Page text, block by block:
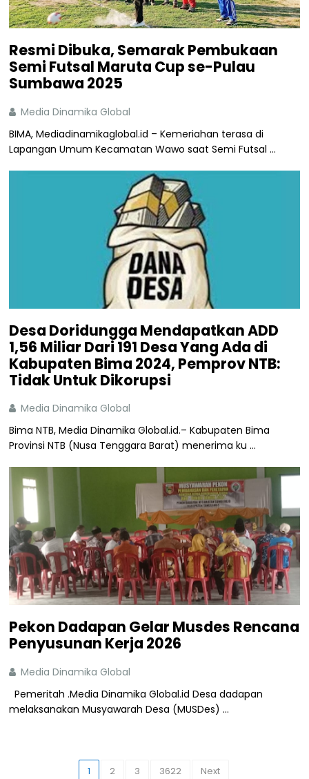
Resmi Dibuka, Semarak Pembukaan
Semi Futsal Maruta Cup se-Pulau
Sumbawa 2025
Media Dinamika Global
BIMA, Mediadinamikaglobal.id – Kemeriahan terasa di
Lapangan Umum Kecamatan Wawo saat Semi Futsal ...
Desa Doridungga Mendapatkan ADD
1,56 Miliar Dari 191 Desa Yang Ada di
Kabupaten Bima 2024, Pemprov NTB:
Tidak Untuk Dikorupsi
Media Dinamika Global
Bima NTB, Media Dinamika Global.id.– Kabupaten Bima
Provinsi NTB (Nusa Tenggara Barat) menerima ku ...
Pekon Dadapan Gelar Musdes Rencana
Penyusunan Kerja 2026
Media Dinamika Global
Pemeritah .Media Dinamika Global.id Desa dadapan
melaksanakan Musyawarah Desa (MUSDes) ...
1 2 3 3622 Next